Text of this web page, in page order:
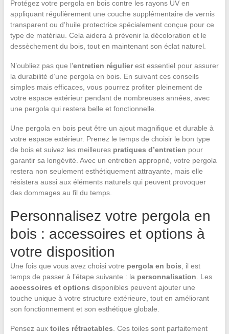
Protégez votre pergola en bois contre les rayons UV en
appliquant régulièrement une couche supplémentaire de vernis
transparent ou d’huile protectrice spécialement conçue pour ce
type de matériau. Cela aidera à prévenir la décoloration et le
dessèchement du bois, tout en maintenant son éclat naturel.
N’oubliez pas que l’entretien régulierest essentiel pour assurer
la durabilité d’une pergola en bois. En suivant ces conseils
simples mais efficaces, vous pourrez profiter pleinement de
votre espace extérieur pendant de nombreuses années, avec
une pergola qui restera belle et fonctionnelle.
Une pergola en bois peut être un ajout magnifique et durable à
votre espace extérieur. Prenez le temps de choisir le bon type
de bois et suivez les meilleures pratiques d’entretien pour
garantir sa longévité. Avec un entretien approprié, votre pergola
restera non seulement esthétiquement attrayante, mais elle
résistera aussi aux éléments naturels qui peuvent provoquer
des dommages au fil du temps.
Personnalisez votre pergola en
bois : accessoires et options à
votre disposition
Une fois que vous avez choisi votre pergola en bois , il est
temps de passer à l’étape suivante : la personnalisation . Les
accessoires et options disponibles peuvent ajouter une
touche unique à votre structure extérieure, tout en améliorant
son fonctionnement et son esthétique globale.
Pensez aux toiles rétractables . Ces toiles sont parfaitement